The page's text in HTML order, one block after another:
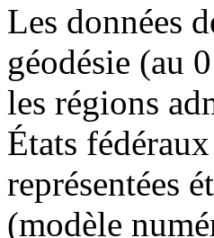
Les données
géodésie (au
les régions
États
représentées
(modèle